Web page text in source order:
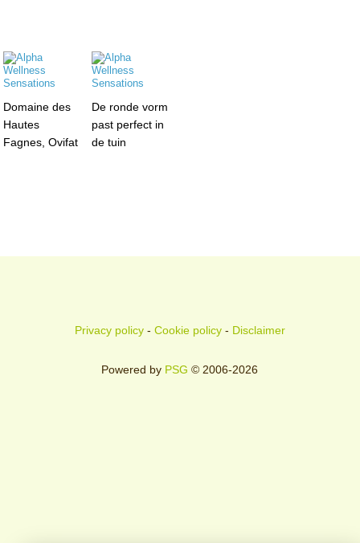
Domaine des
Hautes
Fagnes, Ovifat
De ronde vorm
past perfect in
de tuin
Privacy policy- Cookie policy- Disclaimer
Powered by PSG © 2006-2026